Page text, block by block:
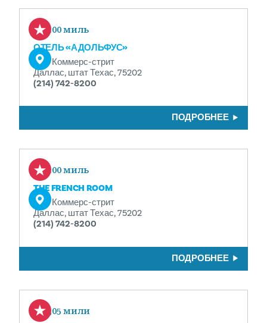
0.00 миль
ОТЕЛЬ «АДОЛЬФУС»
1321 Коммерс-стрит
Даллас, штат Техас, 75202
(214) 742-8200
ПОДРОБНЕЕ
0.00 миль
THE FRENCH ROOM
1321 Коммерс-стрит
Даллас, штат Техас, 75202
(214) 742-8200
ПОДРОБНЕЕ
0,05 мили